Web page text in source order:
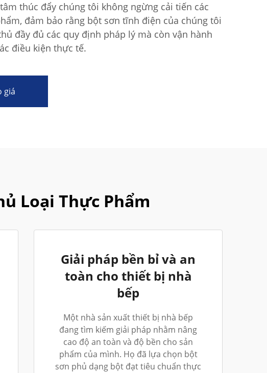
thúc đẩy chúng tôi không ngừng cải tiến các
đảm bảo rằng bột sơn tĩnh điện của chúng tôi
đầy đủ các quy định pháp lý mà còn vận hành
điều kiện thực tế.
giá
Loại Thực Phẩm
Giải pháp bền bỉ và an
toàn cho thiết bị nhà
bếp
Một nhà sản xuất thiết bị nhà bếp
đang tìm kiếm giải pháp nhằm nâng
cao độ an toàn và độ bền cho sản
phẩm của mình. Họ đã lựa chọn bột
sơn phủ dạng bột đạt tiêu chuẩn thực